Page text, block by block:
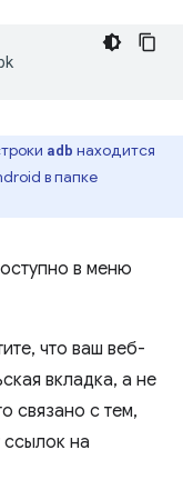
adb находится
в папке
в меню
что ваш веб-
вкладка, а не
связано с тем,
на